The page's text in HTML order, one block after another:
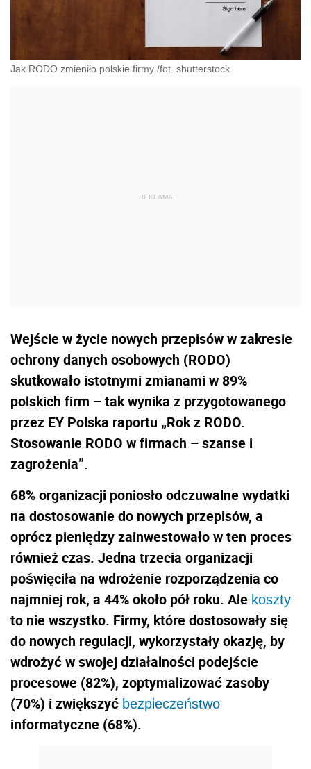
Jak RODO zmieniło polskie firmy /fot. shutterstock
Wejście w życie nowych przepisów w zakresie
ochrony danych osobowych (RODO)
skutkowało istotnymi zmianami w 89%
polskich firm – tak wynika z przygotowanego
przez EY Polska raportu „Rok z RODO.
Stosowanie RODO w firmach – szanse i
zagrożenia”.
68% organizacji poniosło odczuwalne wydatki
na dostosowanie do nowych przepisów, a
oprócz pieniędzy zainwestowało w ten proces
również czas. Jedna trzecia organizacji
poświęciła na wdrożenie rozporządzenia co
najmniej rok, a 44% około pół roku. Ale koszty
to nie wszystko. Firmy, które dostosowały się
do nowych regulacji, wykorzystały okazję, by
wdrożyć w swojej działalności podejście
procesowe (82%), zoptymalizować zasoby
(70%) i zwiększyć bezpieczeństwo
informatyczne (68%).